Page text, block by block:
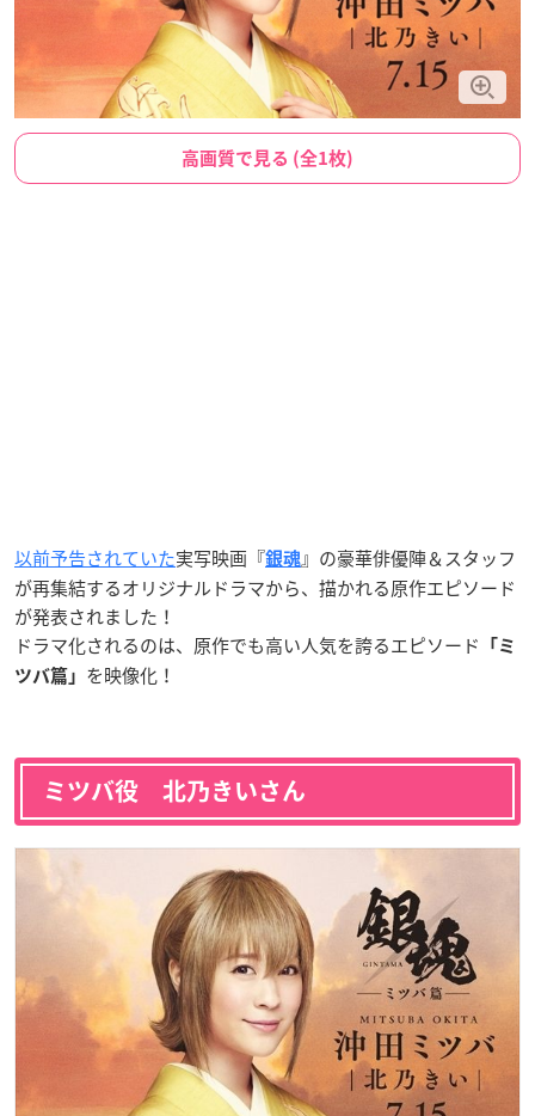
高画質で見る (全1枚)
以前予告されていた実写映画『銀魂』の豪華俳優陣＆スタッフ
が再集結するオリジナルドラマから、描かれる原作エピソード
が発表されました！
ドラマ化されるのは、原作でも高い人気を誇るエピソード
「ミ
ツバ篇」 を映像化！
ミツバ役 北乃きいさん